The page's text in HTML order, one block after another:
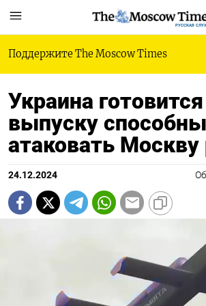
РУССКАЯ
Поддержите The Moscow Times
Украина
выпуску
атаковать Москву
24.12.2024